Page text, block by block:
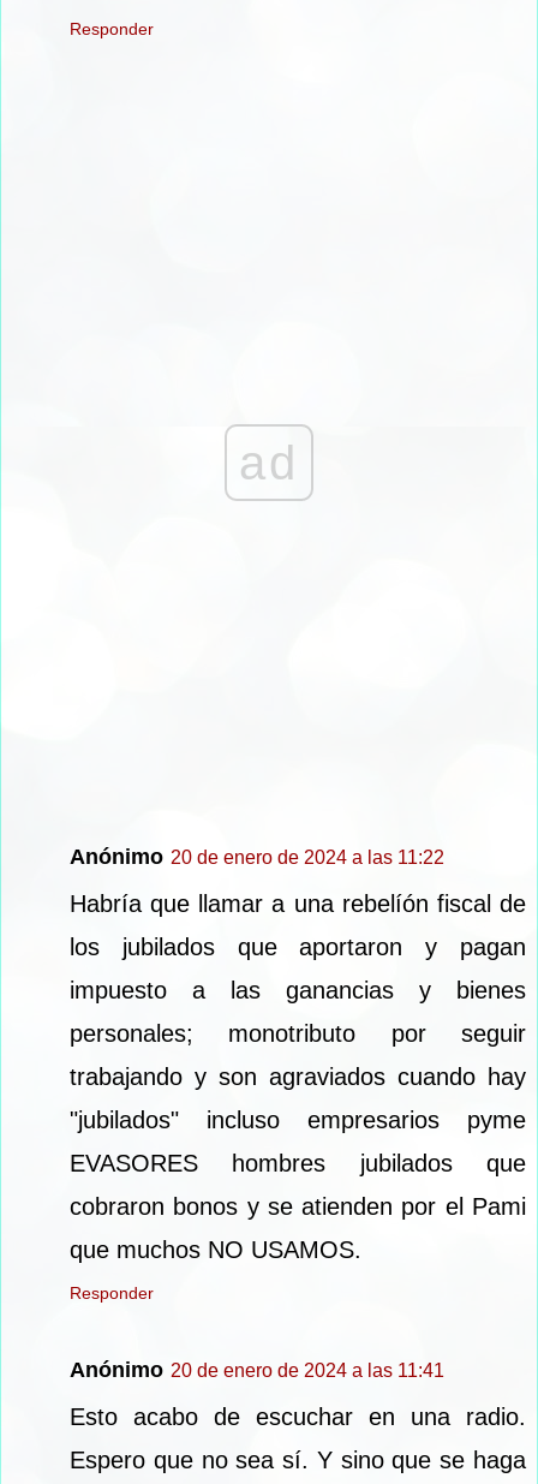
Responder
ad
Anónimo 20 de enero de 2024 a las 11:22
Habría que llamar a una rebelíón fiscal de
los jubilados que aportaron y pagan
impuesto a las ganancias y bienes
personales; monotributo por seguir
trabajando y son agraviados cuando hay
"jubilados" incluso empresarios pyme
EVASORES hombres jubilados que
cobraron bonos y se atienden por el Pami
que muchos NO USAMOS.
Responder
Anónimo 20 de enero de 2024 a las 11:41
Esto acabo de escuchar en una radio.
Espero que no sea sí. Y sino que se haga